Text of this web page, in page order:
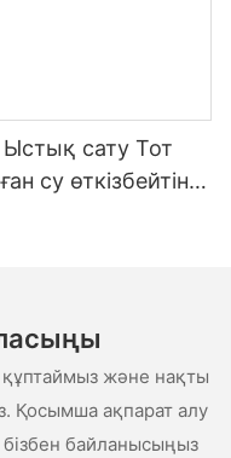
сату Тот
су өткізбейтін
және нақты
Қосымша ақпарат алу
бізбен байланысыңыз